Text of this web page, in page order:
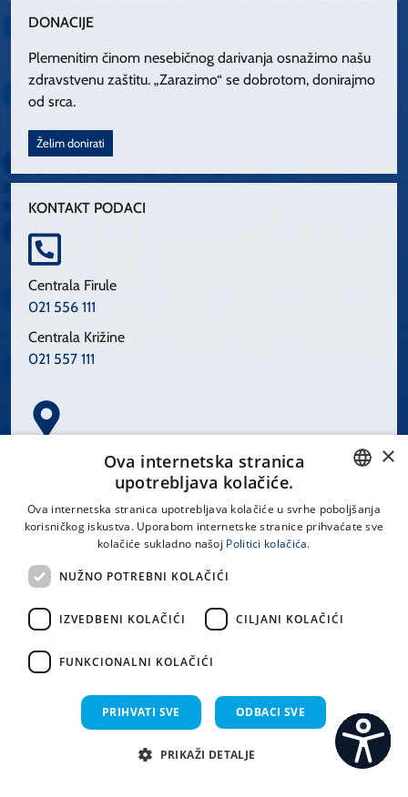
DONACIJE
Plemenitim činom nesebičnog darivanja osnažimo našu
zdravstvenu zaštitu. „Zarazimo“ se dobrotom, donirajmo
od srca.
Želim donirati
KONTAKT PODACI
Centrala Firule
021 556 111
Centrala Križine
021 557 111
Spinčićeva 1, 21000 Split
LINKOVI
Uvjeti korištenja
CROATIAN
×
Ova internetska stranica
upotrebljava kolačiće.
Ova internetska stranica upotrebljava kolačiće u svrhe poboljšanja
korisničkog iskustva. Uporabom internetske stranice prihvaćate sve
kolačiće sukladno našoj Politici kolačića.
NUŽNO POTREBNI KOLAČIĆI
IZVEDBENI KOLAČIĆI CILJANI KOLAČIĆI
FUNKCIONALNI KOLAČIĆI
PRIHVATI SVE ODBACI SVE
PRIKAŽI DETALJE